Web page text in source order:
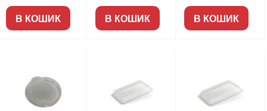
В КОШИК В КОШИК
(арт.15001)
В КОШИК